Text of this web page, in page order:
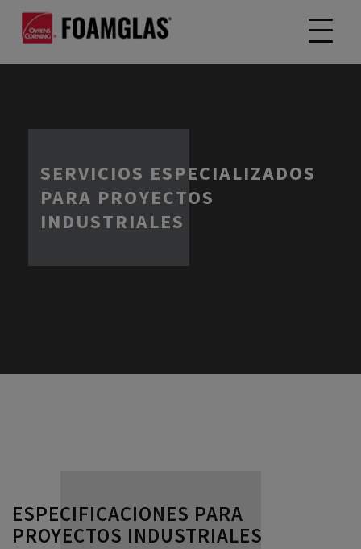
SERVICIOS ESPECIALIZADOS
PARA PROYECTOS
INDUSTRIALES
ESPECIFICACIONES PARA
PROYECTOS INDUSTRIALES